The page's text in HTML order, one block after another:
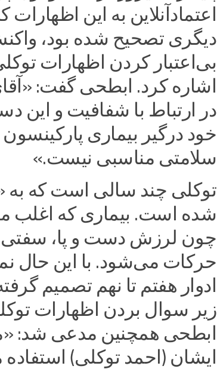
اعتمادآنلاین به این
دیگری تصحیح شده ‌بود،
بی‌اعتبار کردن اظهارات
اشاره کرد. ابطحی گفت:
در ارتباط با شفافیت و این
خود درگیر بیماری
سلامتی مناسبی نیست.»
توکلی چند سالی است که به
شده است. بیماری که اغلب
چون لرزش دست و پا،
حرکات می‌شود. با این حال
ادوار هفتم تا نهم تصمیم
زیر سوال بردن اظهارات
ابطحی همچنین مدعی شد:
ایشان (احمد توکلی)